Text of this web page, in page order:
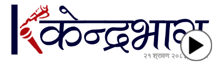
२१ श्रावण २०८३, बिहीबार